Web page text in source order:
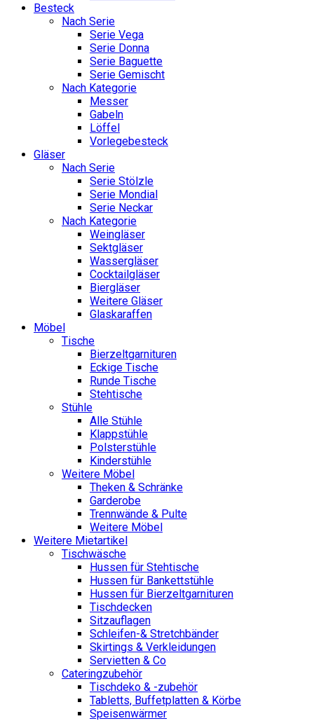
Besteck
Nach Serie
Serie Vega
Serie Donna
Serie Baguette
Serie Gemischt
Nach Kategorie
Messer
Gabeln
Löffel
Vorlegebesteck
Gläser
Nach Serie
Serie Stölzle
Serie Mondial
Serie Neckar
Nach Kategorie
Weingläser
Sektgläser
Wassergläser
Cocktailgläser
Biergläser
Weitere Gläser
Glaskaraffen
Möbel
Tische
Bierzeltgarnituren
Eckige Tische
Runde Tische
Stehtische
Stühle
Alle Stühle
Klappstühle
Polsterstühle
Kinderstühle
Weitere Möbel
Theken & Schränke
Garderobe
Trennwände & Pulte
Weitere Möbel
Weitere Mietartikel
Tischwäsche
Hussen für Stehtische
Hussen für Bankettstühle
Hussen für Bierzeltgarnituren
Tischdecken
Sitzauflagen
Schleifen-& Stretchbänder
Skirtings & Verkleidungen
Servietten & Co
Cateringzubehör
Tischdeko & -zubehör
Tabletts, Buffetplatten & Körbe
Speisenwärmer